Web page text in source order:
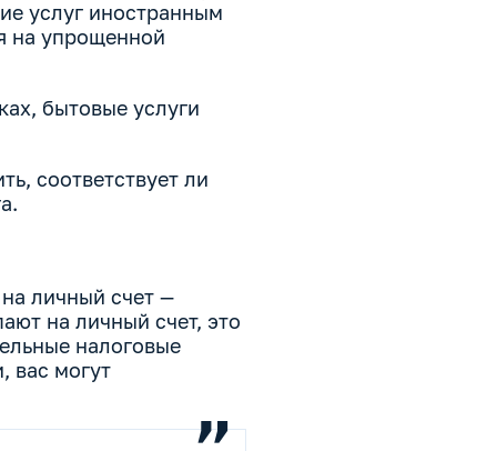
услуг иностранным
на упрощенной
бытовые услуги
соответствует ли
личный счет —
на личный счет, это
налоговые
вас могут